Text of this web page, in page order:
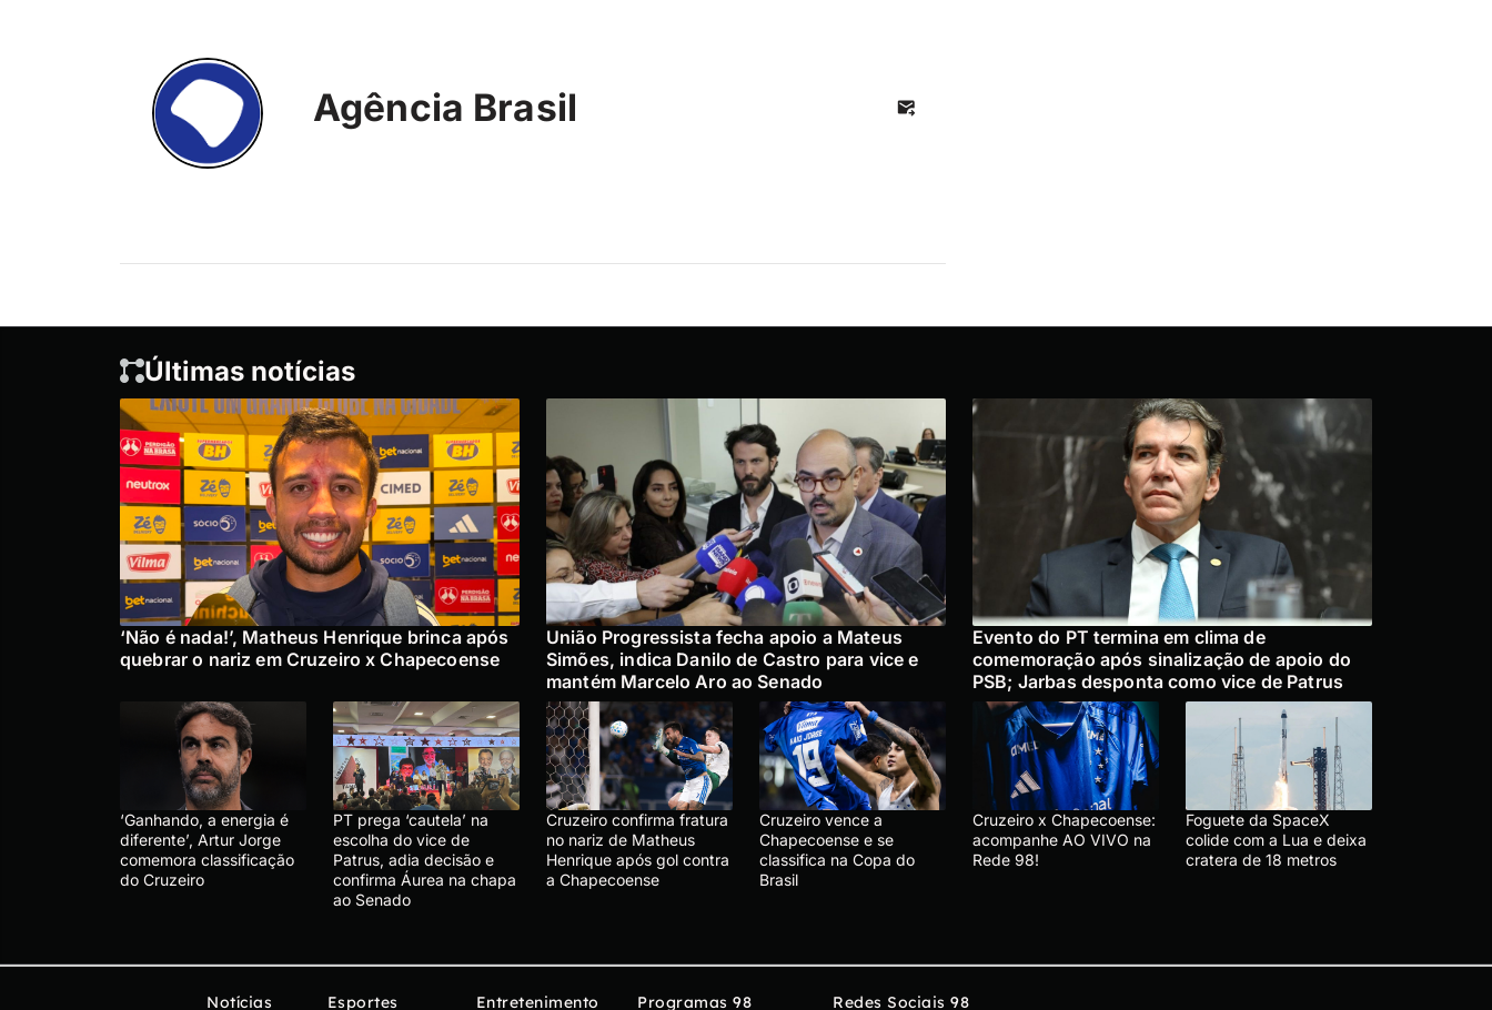
Agência Brasil
Últimas notícias
‘Não é nada!’, Matheus Henrique brinca após
quebrar o nariz em Cruzeiro x Chapecoense
União Progressista fecha apoio a Mateus
Simões, indica Danilo de Castro para vice e
mantém Marcelo Aro ao Senado
Evento do PT termina em clima de
comemoração após sinalização de apoio do
PSB; Jarbas desponta como vice de Patrus
‘Ganhando, a energia é
diferente’, Artur Jorge
comemora classificação
do Cruzeiro
PT prega ‘cautela’ na
escolha do vice de
Patrus, adia decisão e
confirma Áurea na chapa
ao Senado
Cruzeiro confirma fratura
no nariz de Matheus
Henrique após gol contra
a Chapecoense
Cruzeiro vence a
Chapecoense e se
classifica na Copa do
Brasil
Cruzeiro x Chapecoense:
acompanhe AO VIVO na
Rede 98!
Foguete da SpaceX
colide com a Lua e deixa
cratera de 18 metros
Notícias
Esportes
Entretenimento
Programas 98
Redes Sociais 98